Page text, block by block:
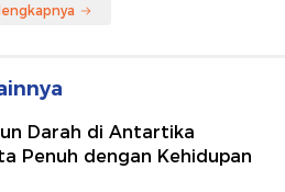
Darah di Antartika
Penuh dengan Kehidupan